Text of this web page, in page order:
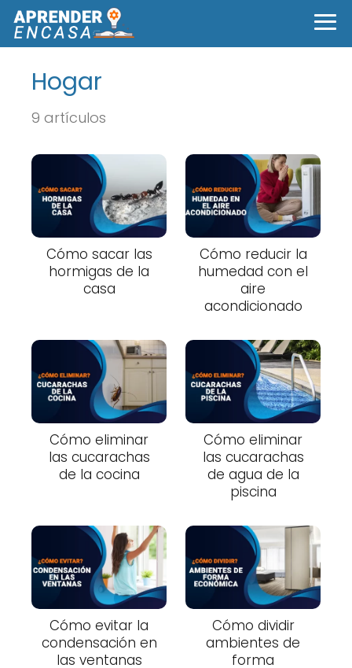
Hogar
9 artículos
Cómo sacar las
hormigas de la
casa
Cómo reducir la
humedad con el
aire
acondicionado
Cómo eliminar
las cucarachas
de la cocina
Cómo eliminar
las cucarachas
de agua de la
piscina
Cómo evitar la
condensación en
las ventanas
Cómo dividir
ambientes de
forma